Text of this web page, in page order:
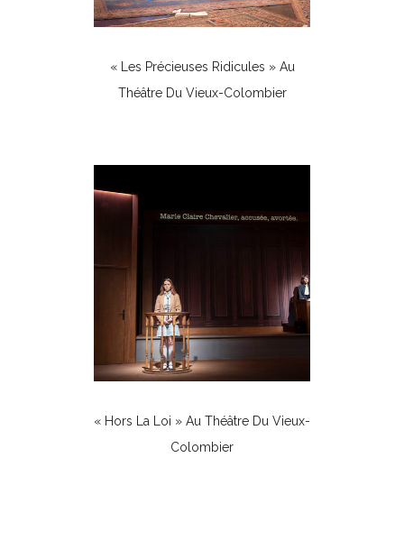
« Les Précieuses Ridicules » Au
Théâtre Du Vieux-Colombier
« Hors La Loi » Au Théâtre Du Vieux-
Colombier